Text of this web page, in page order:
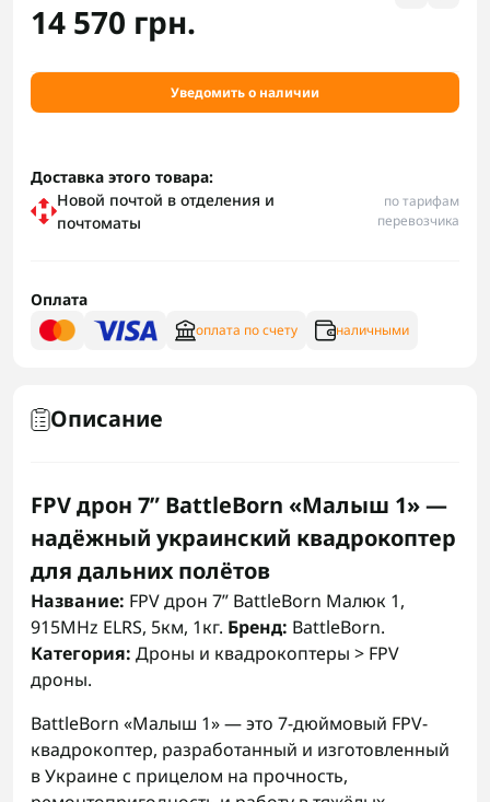
14 570 грн.
Уведомить о наличии
Доставка этого товара:
Новой почтой в отделения и
почтоматы
по тарифам
перевозчика
Оплата
оплата по счету наличными
Описание
FPV дрон 7” BattleBorn «Малыш 1» —
надёжный украинский квадрокоптер
для дальних полётов
Название: FPV дрон 7” BattleBorn Малюк 1,
915MHz ELRS, 5км, 1кг. Бренд: BattleBorn.
Категория: Дроны и квадрокоптеры > FPV
дроны.
BattleBorn «Малыш 1» — это 7-дюймовый FPV-
квадрокоптер, разработанный и изготовленный
в Украине с прицелом на прочность,